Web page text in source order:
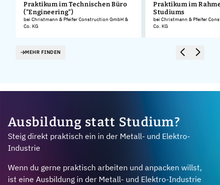
Praktikum im Technischen Büro
("Engineering")
bei Christmann & Pfeifer Construction GmbH &
Co. KG
Praktikum im
Studiums
bei Christmann & Pfeifer
Co. KG
MEHR FINDEN
Ausbildung statt Studium?
Steig direkt praktisch ein in der Metall- und Elektro-
Industrie
Wenn du gerne praktisch arbeiten und anpacken willst,
ist eine Ausbildung in der Metall- und Elektro-Industrie